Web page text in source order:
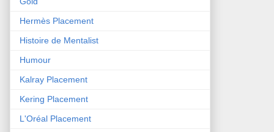
Hermès Placement
Histoire de Mentalist
Humour
Kalray Placement
Kering Placement
L'Oréal Placement